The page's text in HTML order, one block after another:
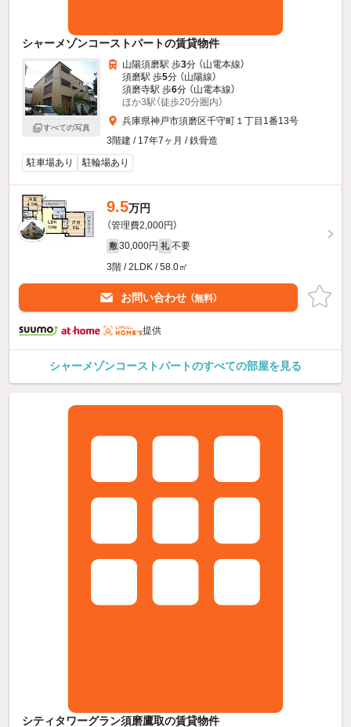
シャーメゾンコーストパートの賃貸物件
すべての写真
山陽須磨駅 歩3分 （山電本線）
須磨駅 歩5分 （山陽線）
須磨寺駅 歩6分 （山電本線）
ほか3駅（徒歩20分圏内）
兵庫県神戸市須磨区千守町１丁目1番13号
3階建 / 17年7ヶ月 / 鉄骨造
駐車場あり
駐輪場あり
9.5万円
（管理費2,000円）
敷 30,000円 礼 不要
3階 / 2LDK / 58.0㎡
お問い合わせ （無料）
提供
シャーメゾンコーストパートのすべての部屋を見る
シティタワーグラン須磨鷹取の賃貸物件